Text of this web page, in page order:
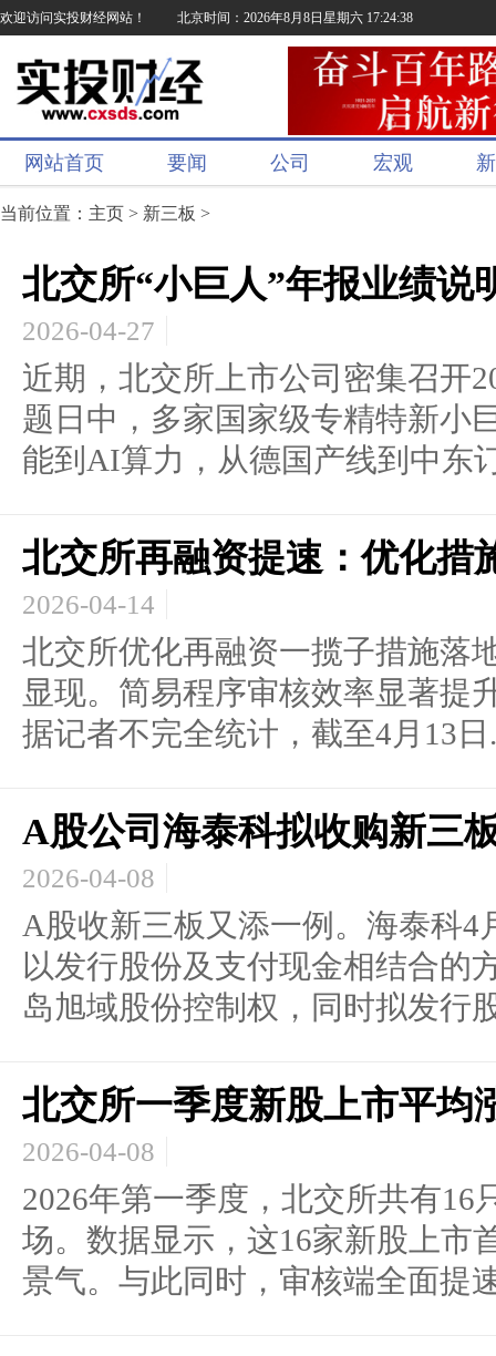
欢迎访问实投财经网站！ 北京时间：2026年8月8日星期六 17:24:39
网站首页 要闻 公司 宏观
当前位置： 主页 > 新三板 >
北交所“小巨人”年报业绩说
2026-04-27
近期，北交所上市公司密集召开
题日中，多家国家级专精特新小
能到AI算力，从德国产线到中东
北交所再融资提速：优化措
2026-04-14
北交所优化再融资一揽子措施落
显现。简易程序审核效率显著提
据记者不完全统计，截至4月13日
A股公司海泰科拟收购新三
2026-04-08
A股收新三板又添一例。海泰科4
以发行股份及支付现金相结合的
岛旭域股份控制权，同时拟发行
北交所一季度新股上市平均
2026-04-08
2026年第一季度，北交所共有16
场。数据显示，这16家新股上市
景气。与此同时，审核端全面提